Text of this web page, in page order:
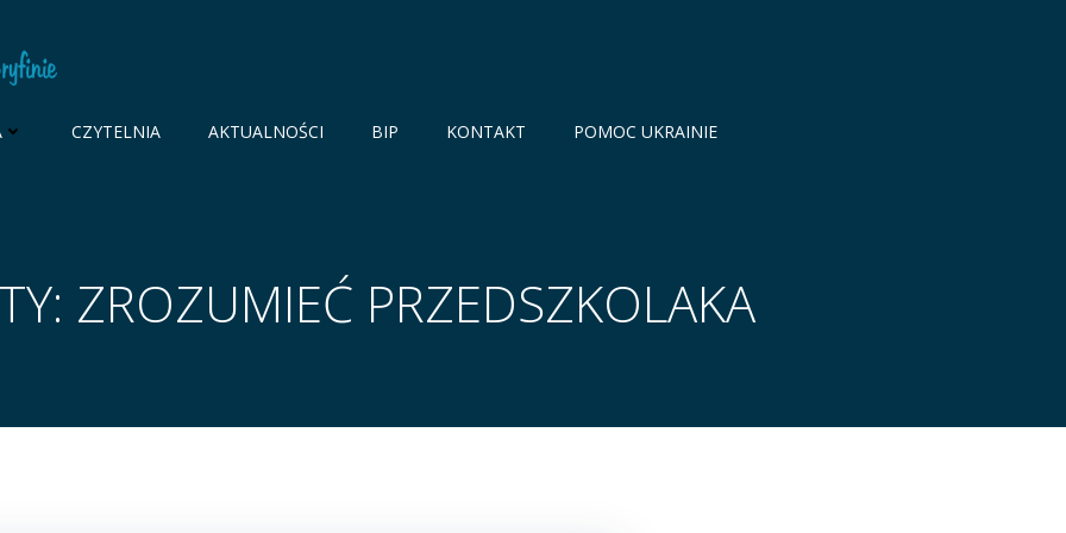
CZYTELNIA AKTUALNOŚCI BIP KONTAKT POMOC UKRAINIE
ZROZUMIEĆ PRZEDSZKOLAKA